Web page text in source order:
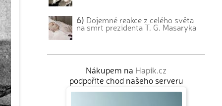
6) Dojemné reakce z celého světa
na smrt prezidenta T. G. Masaryka
Nákupem na Hapík.cz
podpoříte chod našeho serveru